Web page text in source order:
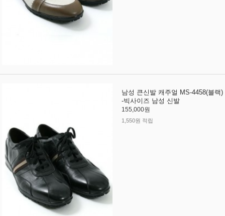
남성 큰신발 캐주얼 MS-4458(블랙)
-빅사이즈 남성 신발
155,000원
1,550원 적립